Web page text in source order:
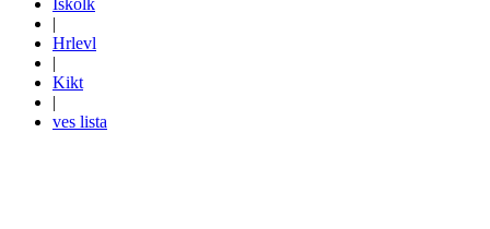
Iskolk
|
Hrlevl
|
Kikt
|
ves lista